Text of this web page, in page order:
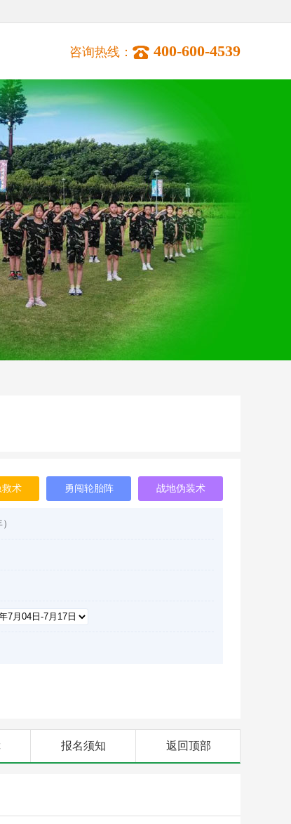
咨询热线： 400-600-4539
救术 勇闯轮胎阵 战地伪装术
报名须知 返回顶部